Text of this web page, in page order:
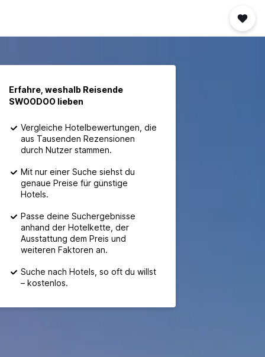
Erfahre, weshalb Reisende
SWOODOO lieben
Vergleiche Hotelbewertungen, die
aus Tausenden Rezensionen
durch Nutzer stammen.
Mit nur einer Suche siehst du
genaue Preise für günstige
Hotels.
Passe deine Suchergebnisse
anhand der Hotelkette, der
Ausstattung dem Preis und
weiteren Faktoren an.
Suche nach Hotels, so oft du willst
– kostenlos.